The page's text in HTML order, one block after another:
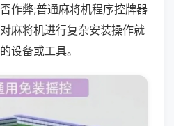
作弊;普通麻将机程序控牌器
麻将机进行复杂安装操作就
设备或工具。